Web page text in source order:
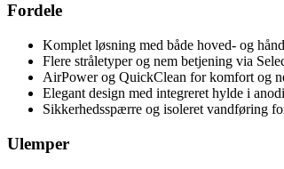
Fordele
Komplet løsning med både hoved- og
Flere stråletyper og nem betjening via
AirPower og QuickClean for komfort og
Elegant design med integreret hylde i
Sikkerhedsspærre og isoleret vandføring
Ulemper